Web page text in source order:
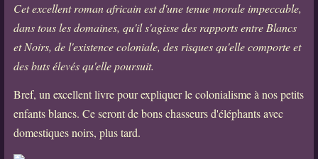
Cet excellent roman africain est d'une tenue morale impeccable,
dans tous les domaines, qu'il s'agisse des rapports entre Blancs
et Noirs, de l'existence coloniale, des risques qu'elle comporte et
des buts élevés qu'elle poursuit.
Bref, un excellent livre pour expliquer le colonialisme à nos petits
enfants blancs. Ce seront de bons chasseurs d'éléphants avec
domestiques noirs, plus tard.